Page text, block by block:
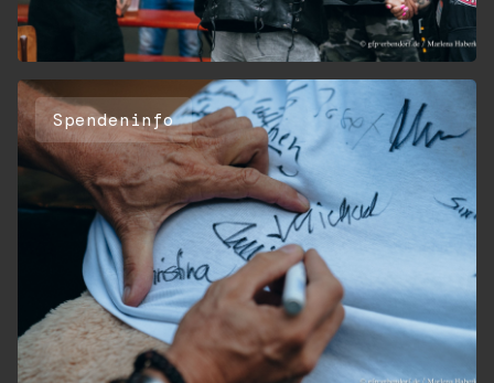
Spendeninfo